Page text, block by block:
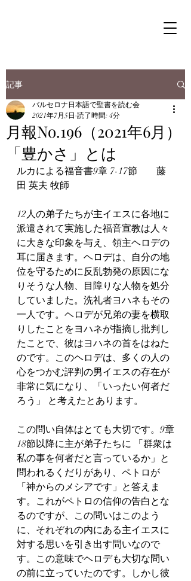
記事
月報No.196（2021年6月）
「豊かさ」とは
バルセロナ日本語で聖書を読む会
2021年7月5日 読了時間: 4分
ルカによる福音書9章 7-17節        藤
田 英夫 牧師
12人の弟子たちが主イエスに各地に
派遣されて実施した福音宣教は人々
に大きな印象を与え、領主ヘロデの
耳に届きます。ヘロデは、自分の地
位を守るために反乱勃発の原因にな
りそうな人物、目障りな人物を処分
していました。洗礼者ヨハネもその
一人です。ヘロデが兄弟の妻を横取
りしたことをヨハネが指摘し批判し
たことで、彼はヨハネの首をはねた
のです。このヘロデは、多くの人の
心をつかむ評判の男イエスの存在が
非常に気になり、「いったい何者だ
ろう」 と考えたとあります。
この問い自体はとても大切です。9章
18節以降に主が弟子たちに 「群衆は
私の事を何者だと言っているか」と
問われるくだりがあり、ペトロが
「神からのメシアです」と答えま
す。これがペトロの信仰の告白とな
るのですが、この問いはこのよう
に、それぞれの内にある主イエスに
対する思いを引き出す問いなので
す。この意味でヘロデも大切な問い
の前に立っていたのです。しかし彼